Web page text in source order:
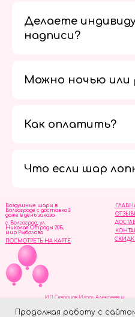
Продолжая работу с
Делаете
надписи?
Можно ночью или
Как оплатить?
Что если шар
Воздушные шары в
Волгограде с доставкой
даже в день заказа
г. Волгоград, ул.
Николая Отрады 20Б,
мир Рыболова
ПОСМОТРЕТЬ НА КАРТЕ
ИП Скворцов Игорь Алексеевич